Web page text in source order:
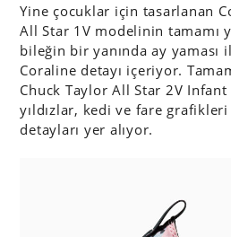
Yine çocuklar için tasarlanan
All Star 1V modelinin tamamı
bileğin bir yanında ay yaması
Coraline detayı içeriyor.
Chuck Taylor All Star 2V
yıldızlar, kedi ve fare
detayları yer alıyor.